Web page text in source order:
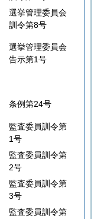
選挙管理委員会
訓令第8号
選挙管理委員会
告示第1号
条例第24号
監査委員訓令第
1号
監査委員訓令第
2号
監査委員訓令第
3号
監査委員訓令第